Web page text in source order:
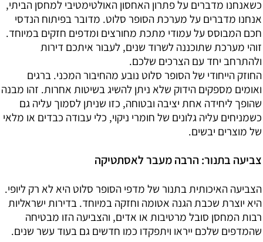
כשאנחנו מדברים על פתרון האחסון האולטימטיבי למחסן הביתי,
אנחנו מדברים על מערכת הסופר סלוט. מדובר בפיתוח הנדסי
חכם המבוסס על עמודי מתכת מחורצים ומדפים חזקים במיוחד.
זוהי מערכת שתוכננה לשרוד שנים, לעבור איתכם דירות
ולהתרחב יחד עם הצרכים שלכם.
החוזק הייחודי של הסופר סלוט נובע מהחיבור המכני. ברגים
ואומים מספקים הידוק שלא ניתן להשיג בשיטות אחרות. זהו מבנה
שהופך ליחידה אחת יציבה ובטוחה, כזו שניתן לסמוך עליה גם
כשמניחים עליה גלונים של חומרי ניקוי, כלי עבודה כבדים או מלאי
של מוצרים יבשים.
צביעה בתנור: הרבה מעבר לאסתטיקה
הצביעה האיכותית בתנור של מדפי הסופר סלוט היא לא רק ליופי.
היא יוצרת שכבת הגנה אטומה וחזקה במיוחד. בדירות ישראליות
רבות המחסן סובל מרטיבות או אדים, והצביעה הזו מבטיחה
שהמדפים שלכם ייראו ויתפקדו כמו חדשים גם בעוד עשר שנים.